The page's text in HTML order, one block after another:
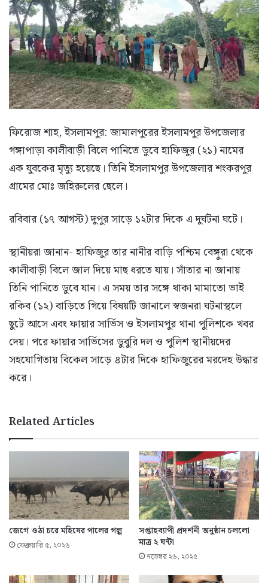
ফিরোজ শাহ, ইসলামপুর: জামালপুরের ইসলামপুর উপজেলার
গঙ্গাপাড়া কালীবাড়ী বিলে পানিতে ডুবে হাফিজুর (২১) নামের
এক যুবকের মৃত্যু হয়েছে। তিনি ইসলামপুর উপজেলার শংকরপুর
গ্রামের মোঃ জহিরুলের ছেলে।
রবিবার (১৭ আগস্ট) দুপুর সাড়ে ১২টার দিকে এ দুর্ঘটনা ঘটে।
স্থানীয়রা জানান- হাফিজুর তার নানীর বাড়ি পশ্চিম বেঙ্গুরা থেকে
কালীবাড়ী বিলে জাল দিয়ে মাছ ধরতে যায়। সাঁতার না জানায়
তিনি পানিতে ডুবে যান। এ সময় তার সঙ্গে থাকা মামাতো ভাই
রকিব (১২) বাড়িতে গিয়ে বিষয়টি জানালে স্বজনরা ঘটনাস্থলে
ছুটে আসে এবং ফায়ার সার্ভিস ও ইসলামপুর থানা পুলিশকে খবর
দেয়। পরে ফায়ার সার্ভিসের ডুবুরি দল ও পুলিশ স্থানীয়দের
সহযোগিতায় বিকেল সাড়ে ৪টার দিকে হাফিজুরের মরদেহ উদ্ধার
করে।
Related Articles
জেগে ওঠা চরে মহিষের পালের গল্প
ফেব্রুয়ারি ৫, ২০২৬
সপ্তাহব্যাপী প্রদর্শনী অনুষ্ঠান চললো
মাত্র ২ ঘন্টা
নভেম্বর ২৬, ২০২৫